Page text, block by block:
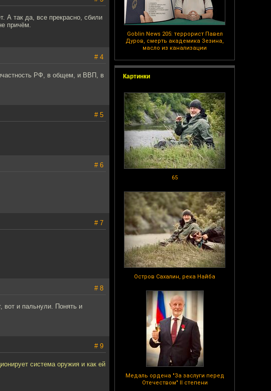
Goblin News 205: террорист Павел
Дуров, смерть академика Зезина,
масло из канализации
Картинки
65
Остров Сахалин, река Найба
Медаль ордена "За заслуги перед
Отечеством" II степени
А так да, все прекрасно, сбили
причём.
# 4
РФ, в общем, и ВВП, в
# 5
# 6
# 7
# 8
вот и пальнули. Понять и
# 9
система оружия и как ей